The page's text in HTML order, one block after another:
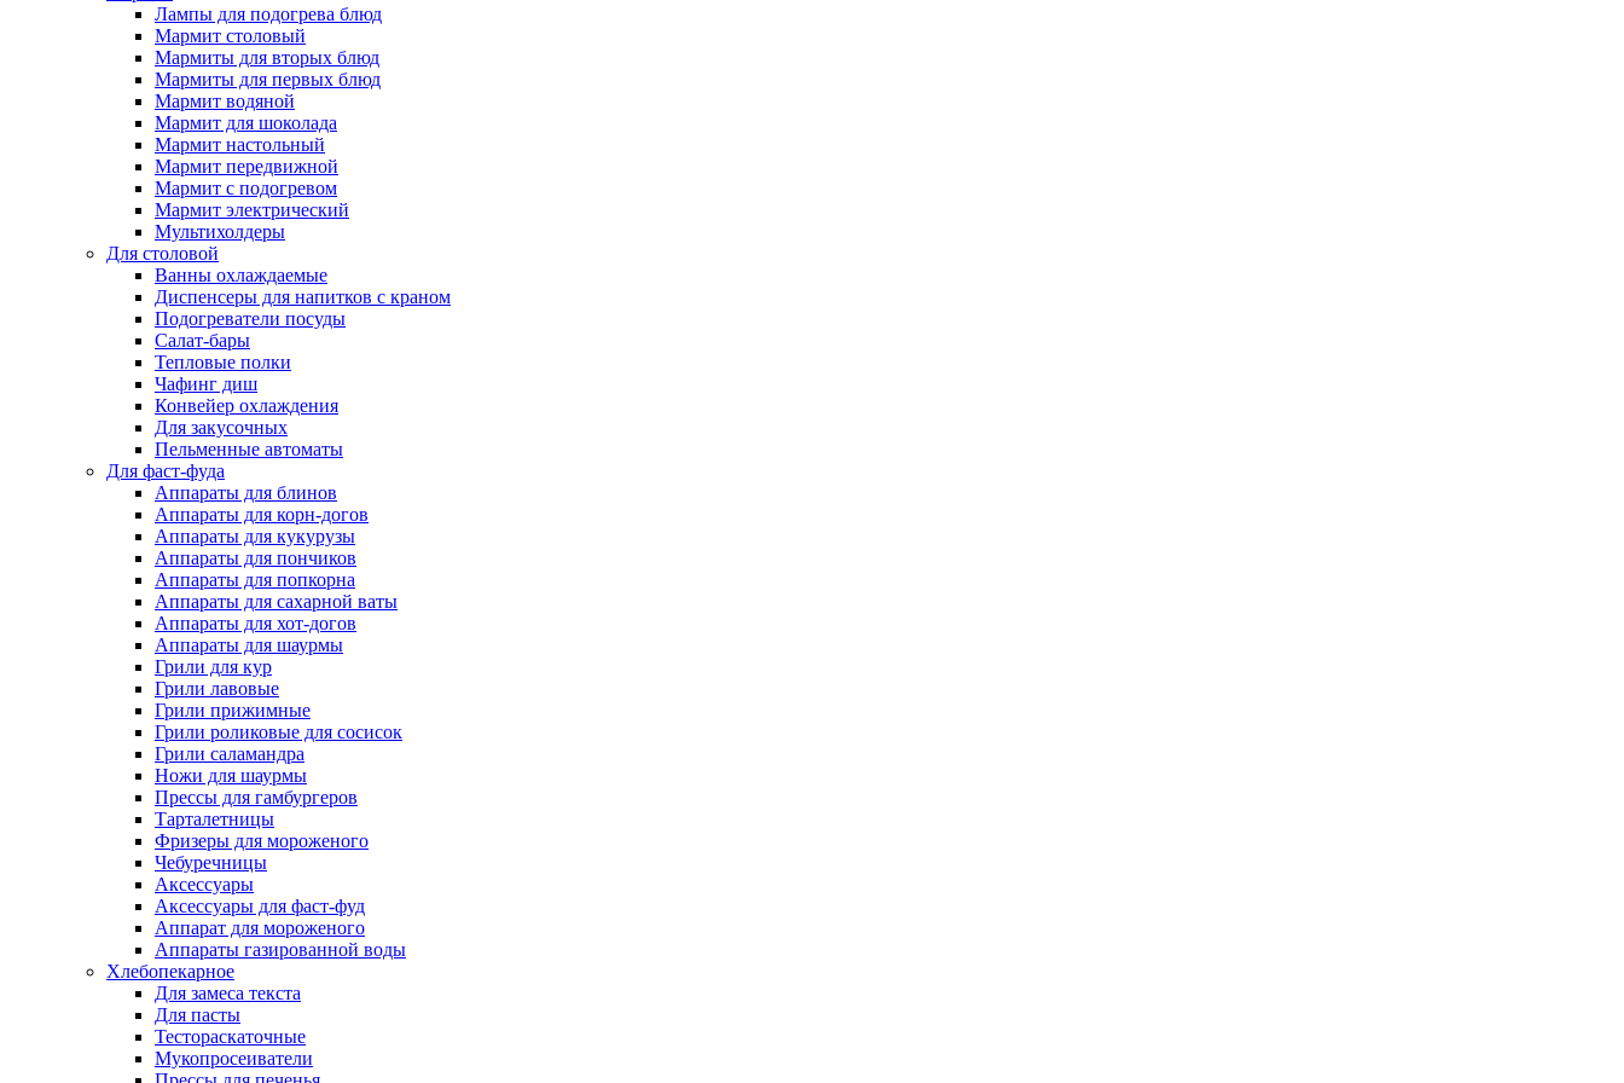
Лампы для подогрева блюд
Мармит столовый
Мармиты для вторых блюд
Мармиты для первых блюд
Мармит водяной
Мармит для шоколада
Мармит настольный
Мармит передвижной
Мармит с подогревом
Мармит электрический
Мультихолдеры
Для столовой
Ванны охлаждаемые
Диспенсеры для напитков с краном
Подогреватели посуды
Салат-бары
Тепловые полки
Чафинг диш
Конвейер охлаждения
Для закусочных
Пельменные автоматы
Для фаст-фуда
Аппараты для блинов
Аппараты для корн-догов
Аппараты для кукурузы
Аппараты для пончиков
Аппараты для попкорна
Аппараты для сахарной ваты
Аппараты для хот-догов
Аппараты для шаурмы
Грили для кур
Грили лавовые
Грили прижимные
Грили роликовые для сосисок
Грили саламандра
Ножи для шаурмы
Прессы для гамбургеров
Тарталетницы
Фризеры для мороженого
Чебуречницы
Аксессуары
Аксессуары для фаст-фуд
Аппарат для мороженого
Аппараты газированной воды
Хлебопекарное
Для замеса текста
Для пасты
Тестораскаточные
Мукопросеиватели